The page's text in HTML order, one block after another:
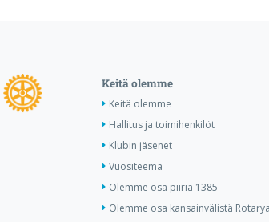
Keitä olemme
Keitä olemme
Hallitus ja toimihenkilöt
Klubin jäsenet
Vuositeema
Olemme osa piiriä 1385
Olemme osa kansainvälistä Rotarya